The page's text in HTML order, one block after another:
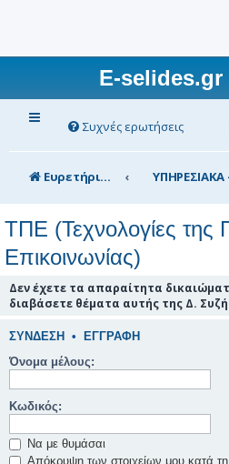
E-
Συχνές ερωτήσεις
Ευρετήριο Δ. Συζήτησης
ΤΠΕ (Τεχνολογίες της
Επικοινωνίας)
Δεν έχετε τα απαραίτητα
διαβάσετε θέματα αυτής της Δ.
ΣΎΝΔΕΣΗ • ΕΓΓΡΑΦΉ
Όνομα μέλους:
Κωδικός:
Να με θυμάσαι
Απόκρυψη των στοιχείων μου κατά τη